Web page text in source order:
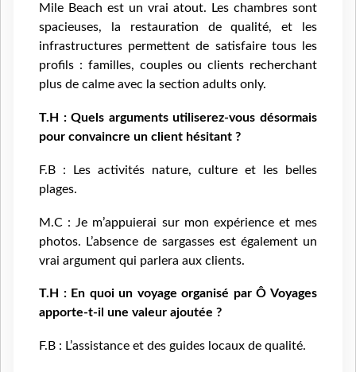
Mile Beach est un vrai atout. Les chambres sont
spacieuses, la restauration de qualité, et les
infrastructures permettent de satisfaire tous les
profils : familles, couples ou clients recherchant
plus de calme avec la section adults only.
T.H : Quels arguments utiliserez-vous désormais
pour convaincre un client hésitant ?
F.B : Les activités nature, culture et les belles
plages.
M.C : Je m’appuierai sur mon expérience et mes
photos. L’absence de sargasses est également un
vrai argument qui parlera aux clients.
T.H : En quoi un voyage organisé par Ô Voyages
apporte-t-il une valeur ajoutée ?
F.B : L’assistance et des guides locaux de qualité.